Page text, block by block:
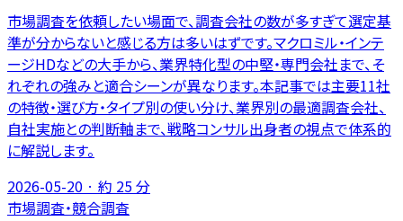
市場調査を依頼したい場面で、調査会社の数が多すぎて選定基
準が分からないと感じる方は多いはずです。マクロミル・インテ
ージHDなどの大手から、業界特化型の中堅・専門会社まで、そ
れぞれの強みと適合シーンが異なります。本記事では主要11社
の特徴・選び方・タイプ別の使い分け、業界別の最適調査会社、
自社実施との判断軸まで、戦略コンサル出身者の視点で体系的
に解説します。
2026-05-20 · 約 25分
市場調査・競合調査